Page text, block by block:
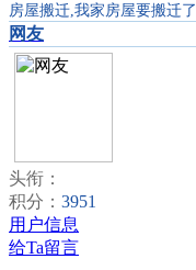
房屋搬迁,我家房屋要搬迁了
网友
头衔：
积分： 3951
用户信息
给Ta留言